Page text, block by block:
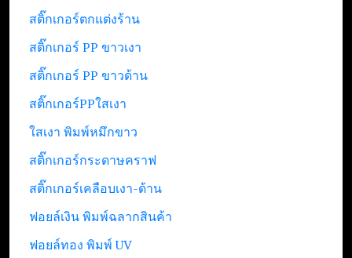
สติ๊กเกอร์ตกแต่งร้าน
สติ๊กเกอร์ PP ขาวเงา
สติ๊กเกอร์ PP ขาวด้าน
สติ๊กเกอร์PPใสเงา
ใสเงา พิมพ์หมึกขาว
สติ๊กเกอร์กระดาษคราฟ
สติ๊กเกอร์เคลือบเงา-ด้าน
ฟอยล์เงิน พิมพ์ฉลากสินค้า
ฟอยล์ทอง พิมพ์ UV